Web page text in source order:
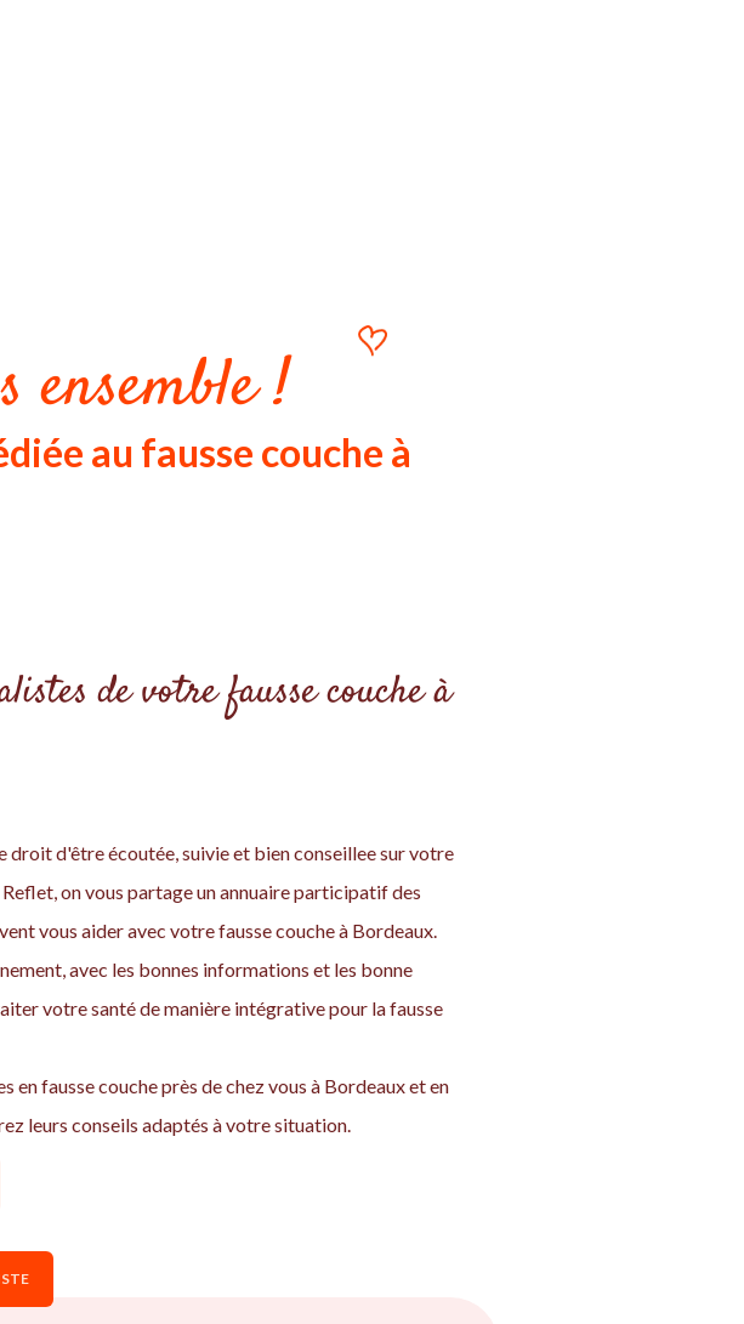
ensemble !
au fausse couche à
de votre fausse couche à
droit d'être écoutée, suivie et bien conseillee sur votre
on vous partage un annuaire participatif des
vous aider avec votre fausse couche à Bordeaux.
avec les bonnes informations et les bonne
votre santé de manière intégrative pour la fausse
en fausse couche près de chez vous à Bordeaux et en
leurs conseils adaptés à votre situation.